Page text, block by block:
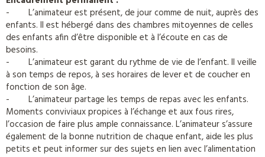
- L’animateur est présent, de jour comme de nuit, auprès des
enfants. Il est hébergé dans des chambres mitoyennes de celles
des enfants afin d’être disponible et à l’écoute en cas de
besoins.
- L’animateur est garant du rythme de vie de l’enfant. Il veille
à son temps de repos, à ses horaires de lever et de coucher en
fonction de son âge.
- L’animateur partage les temps de repas avec les enfants.
Moments conviviaux propices à l’échange et aux fous rires,
l’occasion de faire plus ample connaissance. L’animateur s’assure
également de la bonne nutrition de chaque enfant, aide les plus
petits et peut informer sur des sujets en lien avec l’alimentation